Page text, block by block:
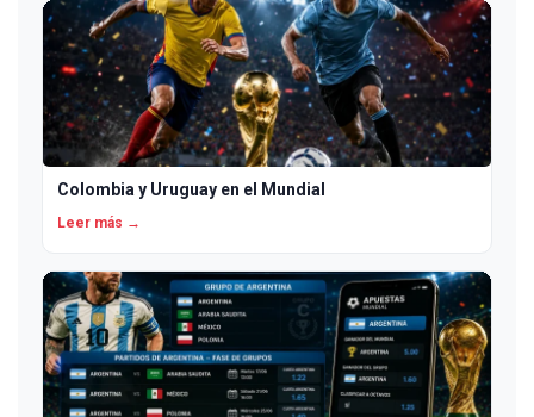
Colombia y Uruguay en el Mundial
Leer más →